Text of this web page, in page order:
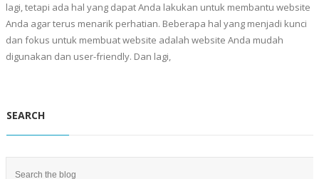
lagi, tetapi ada hal yang dapat Anda lakukan untuk membantu website
Anda agar terus menarik perhatian. Beberapa hal yang menjadi kunci
dan fokus untuk membuat website adalah website Anda mudah
digunakan dan user-friendly. Dan lagi,
SEARCH